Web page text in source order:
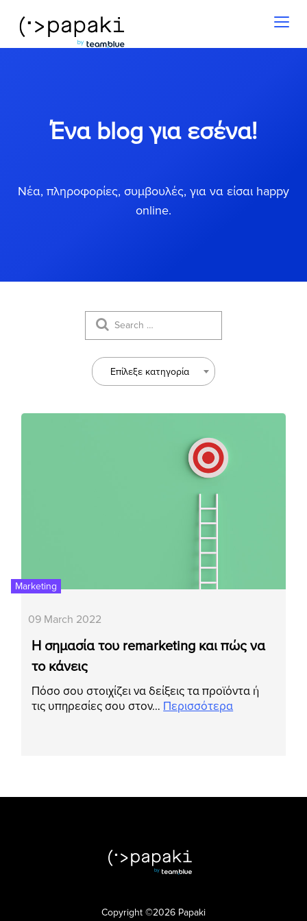
Ένα blog για εσένα!
Νέα, πληροφορίες, συμβουλές, για να είσαι happy
online.
Επίλεξε κατηγορία
Marketing
09 March 2022
Η σημασία του remarketing και πώς να
το κάνεις
Πόσο σου στοιχίζει να δείξεις τα προϊόντα ή
τις υπηρεσίες σου στον… Περισσότερα
Copyright ©2026 Papaki